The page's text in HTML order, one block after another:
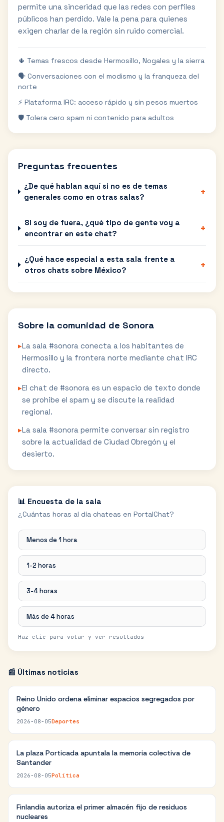
permite una sinceridad que las redes con perfiles
públicos han perdido. Vale la pena para quienes
exigen charlar de la región sin ruido comercial.
🌵 Temas frescos desde Hermosillo, Nogales y la sierra
🗣️ Conversaciones con el modismo y la franqueza del
norte
⚡ Plataforma IRC: acceso rápido y sin pesos muertos
🛡️ Tolera cero spam ni contenido para adultos
Preguntas frecuentes
¿De qué hablan aquí si no es de temas
generales como en otras salas?
+
Si soy de fuera, ¿qué tipo de gente voy a
encontrar en este chat?
+
¿Qué hace especial a esta sala frente a
otros chats sobre México?
+
Sobre la comunidad de Sonora
▸La sala #sonora conecta a los habitantes de
Hermosillo y la frontera norte mediante chat IRC
directo.
▸El chat de #sonora es un espacio de texto donde
se prohibe el spam y se discute la realidad
regional.
▸La sala #sonora permite conversar sin registro
sobre la actualidad de Ciudad Obregón y el
desierto.
📊 Encuesta de la sala
¿Cuántas horas al día chateas en PortalChat?
Menos de 1 hora
1-2 horas
3-4 horas
Más de 4 horas
Haz clic para votar y ver resultados
📰 Últimas noticias
Reino Unido ordena eliminar espacios segregados por
género
2026-08-05Deportes
La plaza Porticada apuntala la memoria colectiva de
Santander
2026-08-05Política
Finlandia autoriza el primer almacén fijo de residuos
nucleares